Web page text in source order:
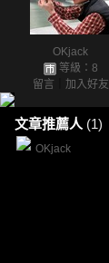
OKjack
等級：8
留言
加入好友
文章推薦人 (1)
OKjack